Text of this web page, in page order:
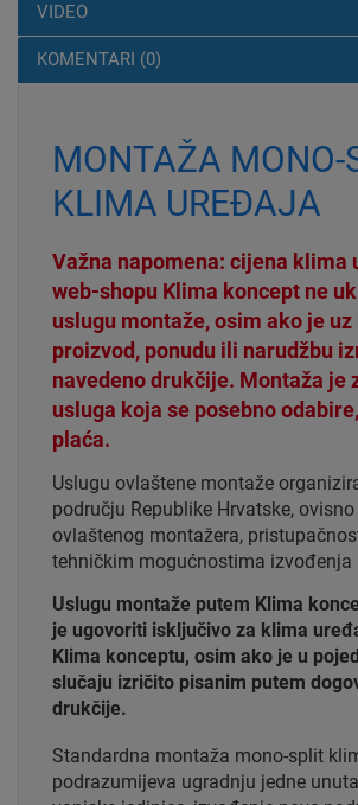
VIDEO
KOMENTARI (0)
MONTAŽA MONO-
KLIMA UREĐAJA
Važna napomena: cijena klima
web-shopu Klima koncept ne
uslugu montaže, osim ako je
proizvod, ponudu ili narudžbu
navedeno drukčije. Montaža je
usluga koja se posebno
plaća.
Uslugu ovlaštene montaže
području Republike Hrvatske,
ovlaštenog montažera,
tehničkim mogućnostima izvođenja
Uslugu montaže putem Klima
je ugovoriti isključivo za klima
Klima konceptu, osim ako je u
slučaju izričito pisanim putem
drukčije.
Standardna montaža mono-split
podrazumijeva ugradnju jedne